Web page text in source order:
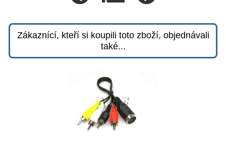
Zákaznící, kteří si koupili toto zboží, objednávali
také...